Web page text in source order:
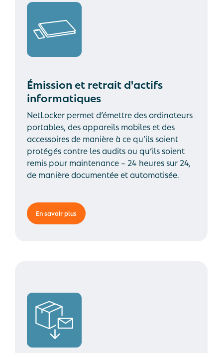
Émission et retrait d'actifs
informatiques
NetLocker permet d’émettre des ordinateurs
portables, des appareils mobiles et des
accessoires de manière à ce qu’ils soient
protégés contre les audits ou qu’ils soient
remis pour maintenance – 24 heures sur 24,
de manière documentée et automatisée.
En savoir plus